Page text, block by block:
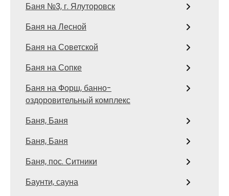
Баня №3, г. Ялуторовск
Баня на Лесной
Баня на Советской
Баня на Сопке
Баня на Форш, банно-
оздоровительный комплекс
Баня, Баня
Баня, Баня
Баня, пос. Ситники
Баунти, сауна